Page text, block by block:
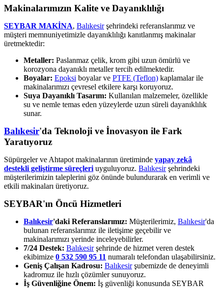
Makinalarımızın Kalite ve Dayanıklılığı
SEYBAR MAKİNA, Balıkesirşehrindeki referanslarımız ve
müşteri memnuniyetimizle dayanıklılığı kanıtlanmış makinalar
üretmektedir:
Metaller: Paslanmaz çelik, krom gibi uzun ömürlü ve
korozyona dayanıklı metaller tercih edilmektedir.
Boyalar: Epoksi boyalar ve PTFE (Teflon) kaplamalar ile
makinalarımızı çevresel etkilere karşı koruyoruz.
Suya Dayanıklı Tasarım: Kullanılan malzemeler, özellikle
su ve nemle temas eden yüzeylerde uzun süreli dayanıklılık
sunar.
Balıkesir'da Teknoloji ve İnovasyon ile Fark
Yaratıyoruz
Süpürgeler ve Ahtapot makinalarının üretiminde yapay zekâ
destekli geliştirme süreçleri uyguluyoruz. Balıkesirşehrindeki
müşterilerimizin taleplerini göz önünde bulundurarak en verimli ve
etkili makinaları üretiyoruz.
SEYBAR'ın Öncü Hizmetleri
Balıkesir'daki Referanslarımız: Müşterilerimiz, Balıkesir'da
bulunan referanslarımız ile iletişime geçebilir ve
makinalarımızı yerinde inceleyebilirler.
7/24 Destek: Balıkesirşehrinde de hizmet veren destek
ekibimize 0 532 590 95 11 numaralı telefondan ulaşabilirsiniz.
Geniş Çalışan Kadrosu: Balıkesirşubemizde de deneyimli
kadromuz ile hızlı çözümler sunuyoruz.
İş Güvenliğine Önem: İş güvenliği konusunda SEYBAR